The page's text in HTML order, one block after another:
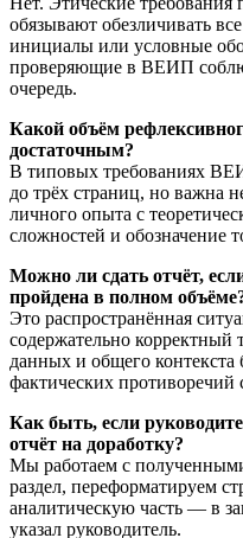
обязывают обезличивать
инициалы или условные
проверяющие в ВЕИП
очередь.
Какой объём
достаточным?
В типовых требованиях
до трёх страниц, но важна
личного опыта с
сложностей и обозначение
Можно ли сдать отчёт,
пройдена в полном
Это распространённая
содержательно
данных и общего контекста
фактических противоречий
Как быть, если
отчёт на доработку?
Мы работаем с
раздел, переформатируем
аналитическую часть — в
указал руководитель.